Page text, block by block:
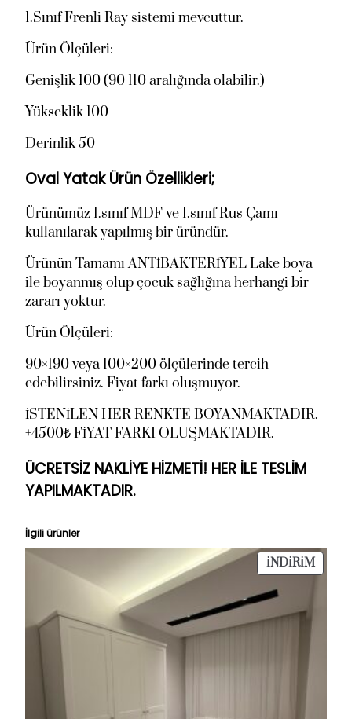
1.Sınıf Frenli Ray sistemi mevcuttur.
Ürün Ölçüleri:
Genişlik 100 (90 110 aralığında olabilir.)
Yükseklik 100
Derinlik 50
Oval Yatak Ürün Özellikleri;
Ürünümüz 1.sınıf MDF ve 1.sınıf Rus Çamı
kullanılarak yapılmış bir üründür.
Ürünün Tamamı ANTİBAKTERİYEL Lake boya
ile boyanmış olup çocuk sağlığına herhangi bir
zararı yoktur.
Ürün Ölçüleri:
90×190 veya 100×200 ölçülerinde tercih
edebilirsiniz. Fiyat farkı oluşmuyor.
İSTENİLEN HER RENKTE BOYANMAKTADIR.
+4500₺ FİYAT FARKI OLUŞMAKTADIR.
ÜCRETSİZ NAKLİYE HİZMETİ! HER İLE TESLİM
YAPILMAKTADIR.
İlgili ürünler
İNDIRIM
ÜRÜN